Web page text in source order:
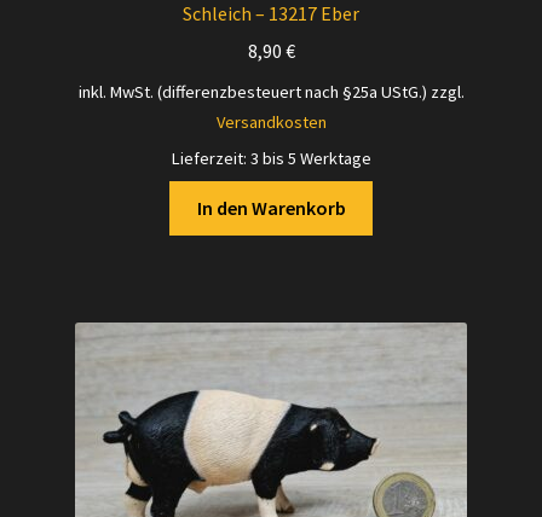
Schleich – 13217 Eber
8,90 €
inkl. MwSt. (differenzbesteuert nach §25a UStG.) zzgl.
Versandkosten
Lieferzeit: 3 bis 5 Werktage
In den Warenkorb